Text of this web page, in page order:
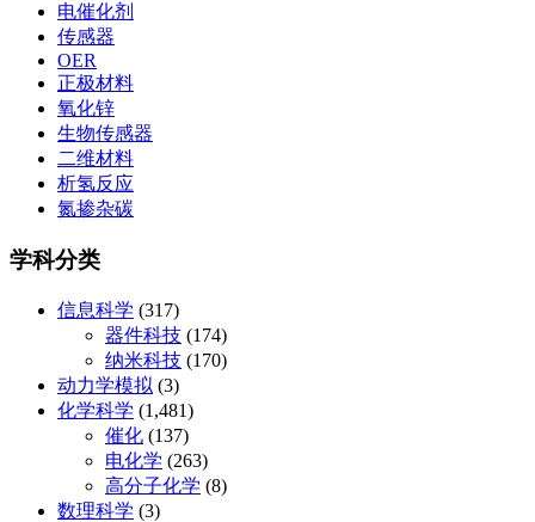
电催化剂
传感器
OER
正极材料
氧化锌
生物传感器
二维材料
析氢反应
氮掺杂碳
学科分类
信息科学 (317)
器件科技 (174)
纳米科技 (170)
动力学模拟 (3)
化学科学 (1,481)
催化 (137)
电化学 (263)
高分子化学 (8)
数理科学 (3)